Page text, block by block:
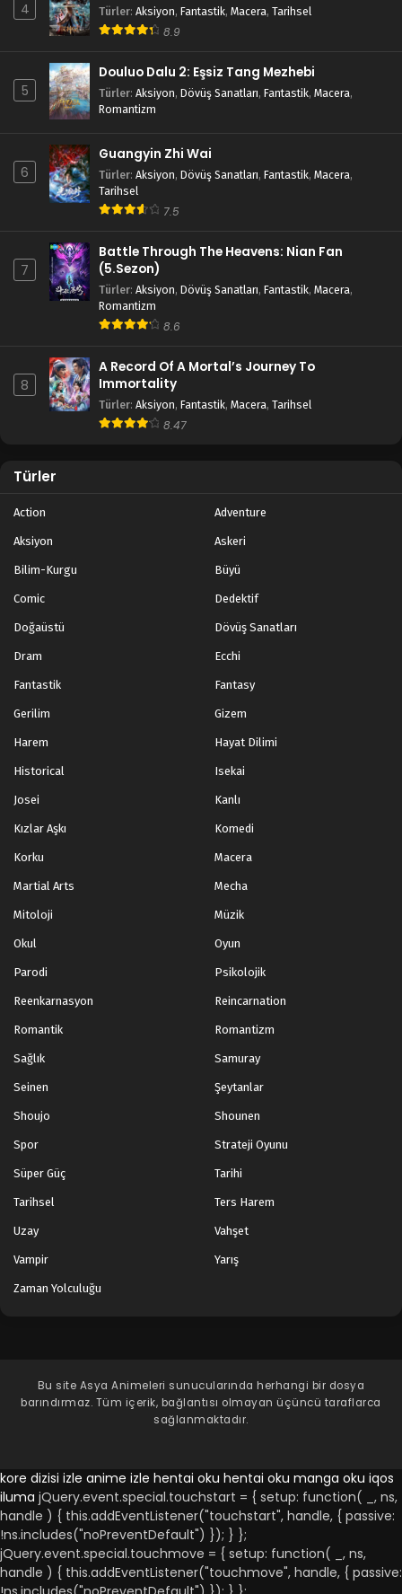
4 Türler: Aksiyon, Fantastik, Macera, Tarihsel
8.9
5
Douluo Dalu 2: Eşsiz Tang Mezhebi
Türler: Aksiyon, Dövüş Sanatları, Fantastik, Macera,
Romantizm
6
Guangyin Zhi Wai
Türler: Aksiyon, Dövüş Sanatları, Fantastik, Macera,
Tarihsel
7.5
7
Battle Through The Heavens: Nian Fan
(5.Sezon)
Türler: Aksiyon, Dövüş Sanatları, Fantastik, Macera,
Romantizm
8.6
8
A Record Of A Mortal’s Journey To
Immortality
Türler: Aksiyon, Fantastik, Macera, Tarihsel
8.47
Türler
Action Adventure
Aksiyon Askeri
Bilim-Kurgu Büyü
Comic Dedektif
Doğaüstü Dövüş Sanatları
Dram Ecchi
Fantastik Fantasy
Gerilim Gizem
Harem Hayat Dilimi
Historical Isekai
Josei Kanlı
Kızlar Aşkı Komedi
Korku Macera
Martial Arts Mecha
Mitoloji Müzik
Okul Oyun
Parodi Psikolojik
Reenkarnasyon Reincarnation
Romantik Romantizm
Sağlık Samuray
Seinen Şeytanlar
Shoujo Shounen
Spor Strateji Oyunu
Süper Güç Tarihi
Tarihsel Ters Harem
Uzay Vahşet
Vampir Yarış
Zaman Yolculuğu
Bu site Asya Animeleri sunucularında herhangi bir dosya
barındırmaz. Tüm içerik, bağlantısı olmayan üçüncü taraflarca
sağlanmaktadır.
kore dizisi izle anime izle hentai oku hentai oku manga oku iqos
iluma jQuery.event.special.touchstart = { setup: function( _, ns,
handle ) { this.addEventListener("touchstart", handle, { passive:
!ns.includes("noPreventDefault") }); } };
jQuery.event.special.touchmove = { setup: function( _, ns,
handle ) { this.addEventListener("touchmove", handle, { passive: